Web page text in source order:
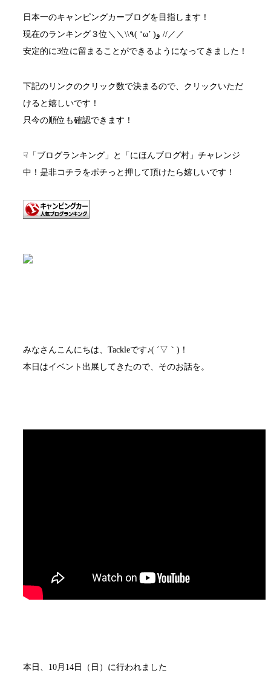
日本一のキャンピングカーブログを目指します！
現在のランキング３位＼＼\\٩( ‘ω’ )و //／／
安定的に3位に留まることができるようになってきました！
下記のリンクのクリック数で決まるので、クリックいただ
けると嬉しいです！
只今の順位も確認できます！
☟「ブログランキング」と「にほんブログ村」チャレンジ
中！是非コチラをポチっと押して頂けたら嬉しいです！
みなさんこんにちは、Tackleです♪( ´▽｀)！
本日はイベント出展してきたので、そのお話を。
本日、10月14日（日）に行われました